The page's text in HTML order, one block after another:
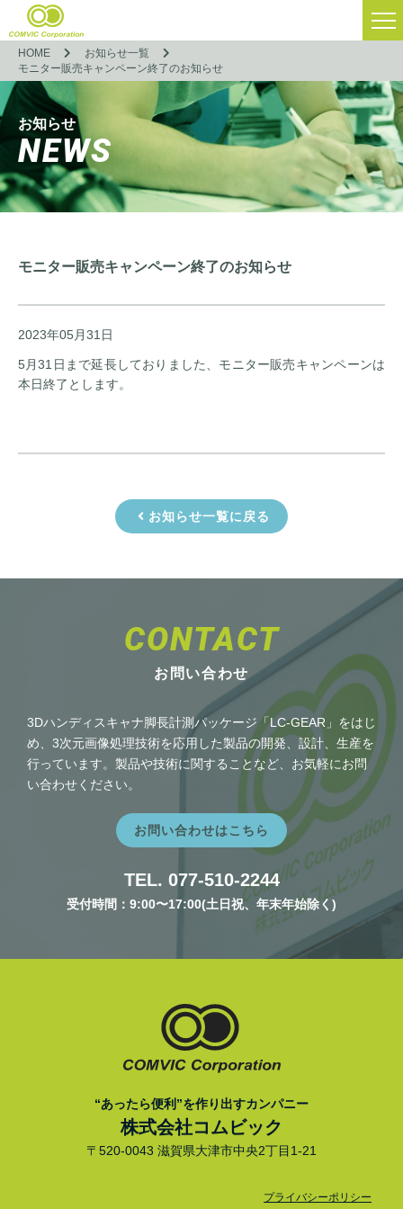
HOME
お知らせ一覧
モニター販売キャンペーン終了のお知らせ
お知らせ
NEWS
モニター販売キャンペーン終了のお知らせ
2023年05月31日
5月31日まで延長しておりました、モニター販売キャンペーンは
本日終了とします。
お知らせ一覧に戻る
CONTACT
お問い合わせ
3Dハンディスキャナ脚長計測パッケージ「LC-GEAR」をはじ
め、3次元画像処理技術を応用した製品の開発、設計、生産を
行っています。製品や技術に関することなど、お気軽にお問
い合わせください。
お問い合わせはこちら
TEL. 077-510-2244
受付時間：9:00〜17:00(土日祝、年末年始除く)
“あったら便利”を作り出すカンパニー
株式会社コムビック
〒520-0043 滋賀県大津市中央2丁目1-21
プライバシーポリシー